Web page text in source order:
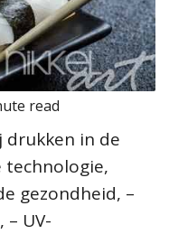
read
drukken in de
technologie,
gezondheid, –
UV-